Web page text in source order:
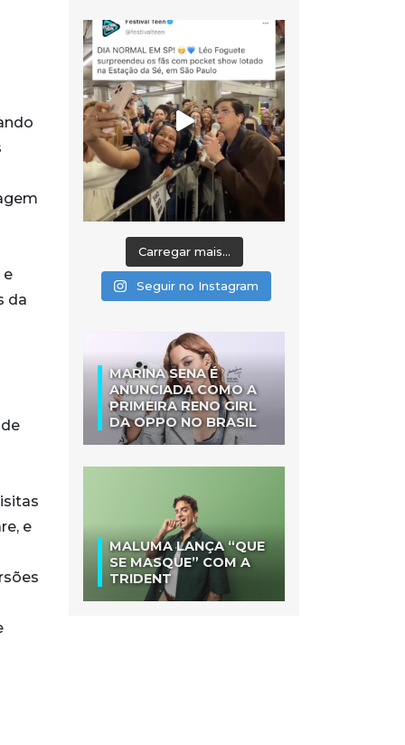
e
da
e
Carregar mais...
Seguir no Instagram
MARINA SENA É
ANUNCIADA COMO A
PRIMEIRA RENO GIRL
DA OPPO NO BRASIL
MALUMA LANÇA “QUE
SE MASQUE” COM A
TRIDENT